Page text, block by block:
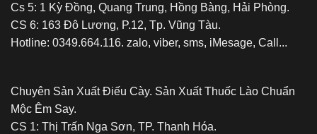
Cs 5: 1 Kỳ Đồng, Quang Trung, Hồng Bàng, Hải Phòng.
CS 6: 163 Đô Lương, P.12, Tp. Vũng Tàu.
Hotline: 0349.664.116. zalo, viber, sms, iMesage, Call...
Chuyên Sản Xuất Điếu Cày. Sản Xuất Thuốc Lào Chuẩn
Mộc Êm Say.
CS 1: Thị Trấn Nga Sơn, TP. Thanh Hóa.